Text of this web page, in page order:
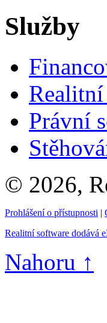
Služby
Právní
© 2026,
Prohlášení o přístupnosti |
Realitní software dodává
Nahoru ↑